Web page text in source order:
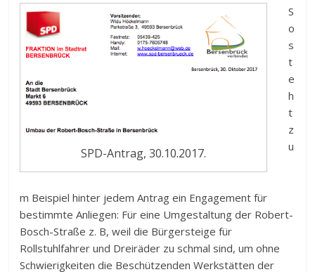
SPD-Antrag, 30.10.2017.
S
o
s
t
e
h
t
z
u
m Beispiel hinter jedem Antrag ein Engagement für
bestimmte Anliegen: Für eine Umgestaltung der Robert-
Bosch-Straße z. B, weil die Bürgersteige für
Rollstuhlfahrer und Dreiräder zu schmal sind, um ohne
Schwierigkeiten die Beschützenden Werkstätten der